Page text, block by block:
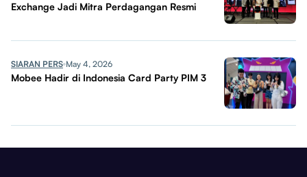
Exchange Jadi Mitra Perdagangan Resmi
SIARAN PERS May 4, 2026
Mobee Hadir di Indonesia Card Party PIM 3